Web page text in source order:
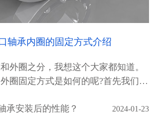
轴承内圈的固定方式介绍
外圈之分，我想这个大家都知道。
圈固定方式是如何的呢?首先我们先
承安装后的性能？
2024-01-23